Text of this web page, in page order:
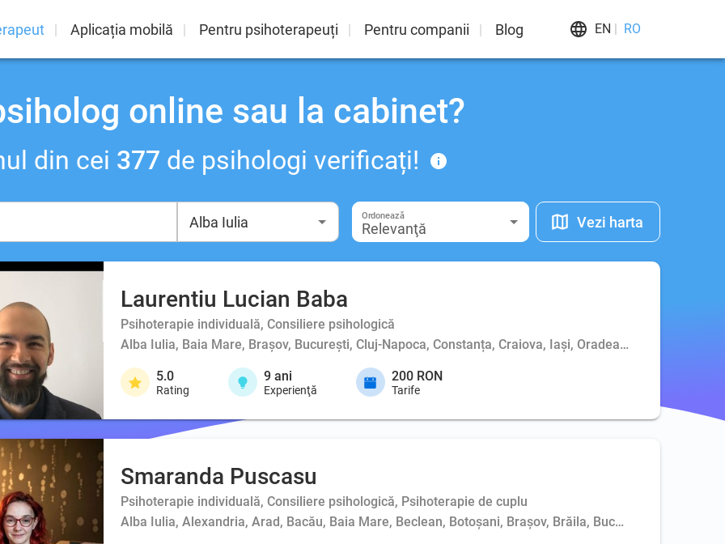
Aplicația mobilă Pentru psihoterapeuți Pentru companii Blog EN RO
online sau la cabinet?
din cei 377 de psihologi verificați!
Ordonează
Relevanţă Vezi harta
Laurentiu Lucian Baba
Psihoterapie individuală, Consiliere psihologică
Alba Iulia, Baia Mare, Brașov, București, Cluj-Napoca, Constanța, Craiova, Iași, Oradea, Piatra-
5.0
Rating
9 ani
Experienţă
200 RON
Tarife
Smaranda Puscasu
Psihoterapie individuală, Consiliere psihologică, Psihoterapie de cuplu
Alba Iulia, Alexandria, Arad, Bacău, Baia Mare, Beclean, Botoșani, Brașov, Brăila, București, Buzău,